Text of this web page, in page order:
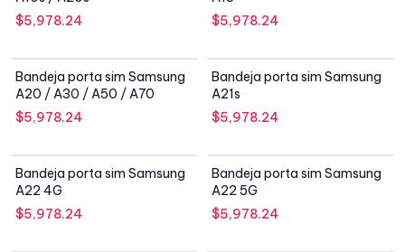
$5,978.24
$5,978.24
Bandeja porta sim Samsung
A20 / A30 / A50 / A70
$5,978.24
Bandeja porta sim Samsung
A21s
$5,978.24
Bandeja porta sim Samsung
A22 4G
$5,978.24
Bandeja porta sim Samsung
A22 5G
$5,978.24